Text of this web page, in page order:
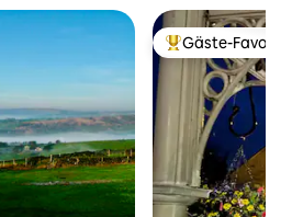
Beliebter Gäste-
Gäste-Favorit